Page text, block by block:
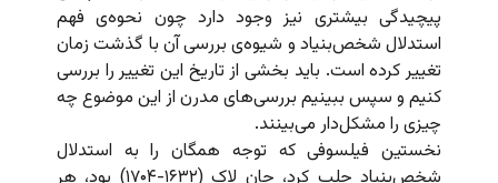
پیچیدگی بیشتری نیز وجود دارد چون نحوه‌ی فهم
استدلال شخص‌بنیاد و شیوه‌‌ی بررسی آن با گذشت زمان
تغییر کرده است. باید بخشی از تاریخ این تغییر را بررسی
کنیم و سپس ببینیم بررسی‌های مدرن از این موضوع چه
چیزی را مشکل‌دار می‌بینند.
نخستین فیلسوفی که توجه همگان را به استدلال